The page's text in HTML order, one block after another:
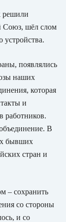
решили
Союз, шёл слом
устройства.
появлялись
наших
которая
и
работников.
В
бывших
стран и
– сохранить
со стороны
и со